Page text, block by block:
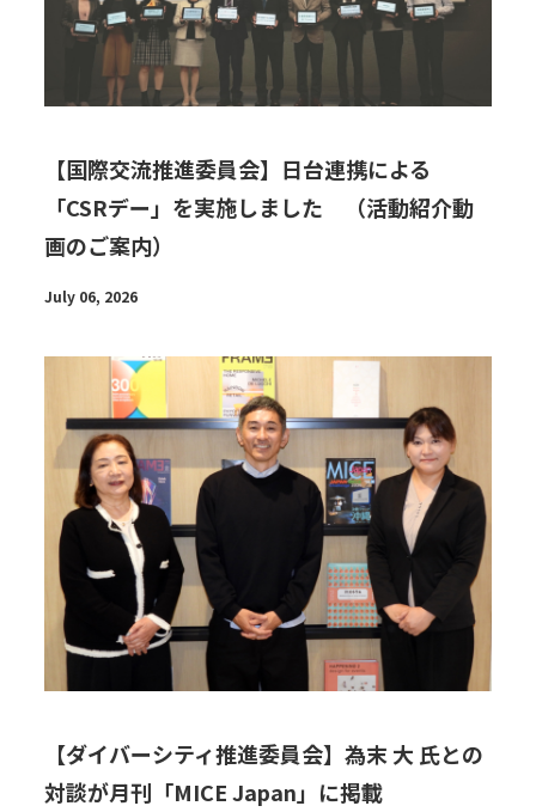
【国際交流推進委員会】日台連携による
「CSRデー」を実施しました （活動紹介動
画のご案内）
July 06, 2026
【ダイバーシティ推進委員会】為末 大 氏との
対談が月刊「MICE Japan」に掲載